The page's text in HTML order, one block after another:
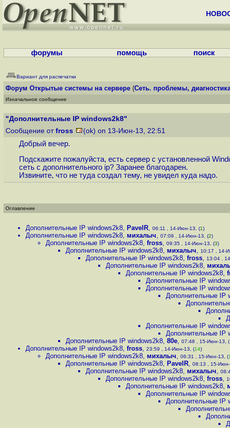
форумы помощь поиск
Вариант для распечатки
Форум Открытые системы на сервере (Сеть. проблемы,
Изначальное сообщение
"Дополнительные IP windows2k8"
Сообщение от fross (ok) on 13-Июн-13, 22:51
Добрый вечер.
Подскажите пожалуйста, есть сервер с установленной
сеть с дополнительного ip? Заранее благодарен.
Извините, что не туда создал тему, не увидел куда надо.
Оглавление
Дополнительные IP windows2k8, PavelR, 06:11 , 14-Июн-13, (1)
Дополнительные IP windows2k8, михалыч, 07:09 , 14-Июн-13, (2)
Дополнительные IP windows2k8, fross, 09:35 , 14-Июн-13, (3)
Дополнительные IP windows2k8, михалыч, 10:17 , 14-
Дополнительные IP windows2k8, fross, 13:04 ,
Дополнительные IP windows2k8,
Дополнительные IP windows2k8,
Дополнительные IP
Дополнительные IP
Дополнительные IP
Дополнительные IP
Дополнительные IP
Дополнительные IP windows2k8, 80е, 07:48 , 15-Июн-13, (
Дополнительные IP windows2k8, fross, 23:59 , 14-Июн-13, (14)
Дополнительные IP windows2k8, михалыч, 06:31 , 15-Июн-13, (
Дополнительные IP windows2k8, PavelR, 08:13 , 15-
Дополнительные IP windows2k8, михалыч,
Дополнительные IP windows2k8, fross,
Дополнительные IP windows2k8,
Дополнительные IP
Дополнительные IP